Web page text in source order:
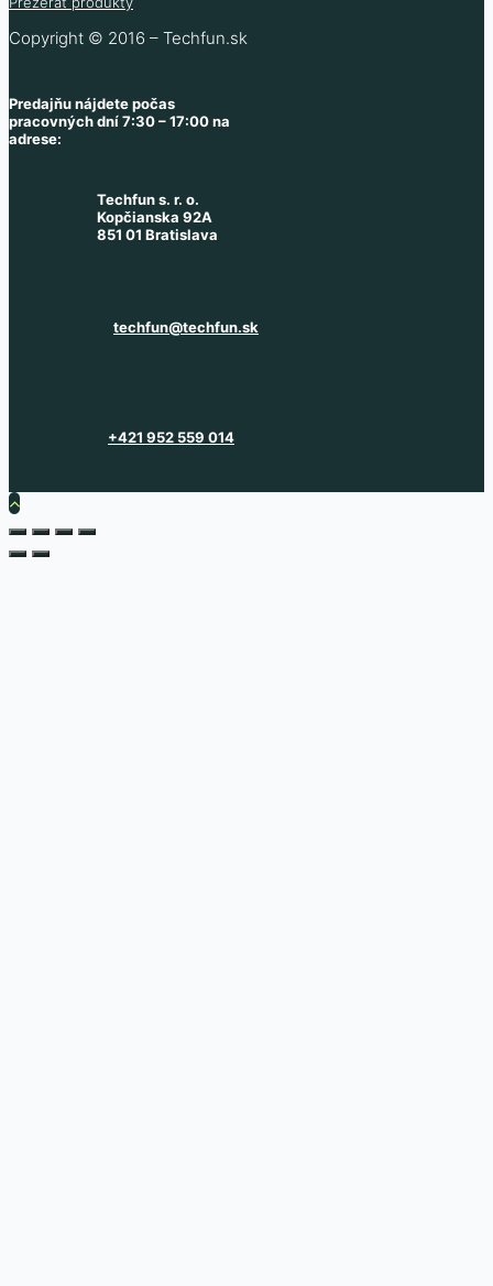
Copyright © 2016 – Techfun.sk
Predajňu nájdete počas
pracovných dní 7:30 – 17:00 na
adrese:
Techfun s. r. o.
Kopčianska 92A
851 01 Bratislava
techfun@techfun.sk
+421 952 559 014